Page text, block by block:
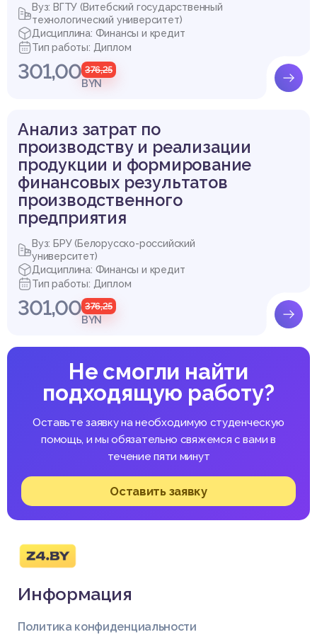
Вуз: ВГТУ (Витебский государственный
технологический университет)
Дисциплина: Финансы и кредит
Тип работы: Диплом
301,00 376,25
BYN
Анализ затрат по
производству и реализации
продукции и формирование
финансовых результатов
производственного
предприятия
Вуз: БРУ (Белорусско-российский
университет)
Дисциплина: Финансы и кредит
Тип работы: Диплом
301,00 376,25
BYN
Не смогли найти
подходящую работу?
Оставьте заявку на необходимую студенческую
помощь, и мы обязательно свяжемся с вами в
течение пяти минут
Оставить заявку
Информация
Политика конфиденциальности